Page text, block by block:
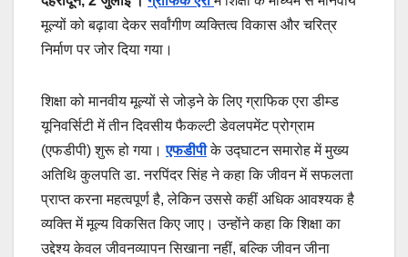
मूल्यों को बढ़ावा देकर सर्वांगीण व्यक्तित्व विकास और चरित्र
निर्माण पर जोर दिया गया।
शिक्षा को मानवीय मूल्यों से जोड़ने के लिए ग्राफिक एरा डीम्ड
यूनिवर्सिटी में तीन दिवसीय फैकल्टी डेवलपमेंट प्रोग्राम
(एफडीपी) शुरू हो गया।एफडीपीके उद्घाटन समारोह में मुख्य
अतिथि कुलपति डा. नरपिंदर सिंह ने कहा कि जीवन में सफलता
प्राप्त करना महत्वपूर्ण है, लेकिन उससे कहीं अधिक आवश्यक है
व्यक्ति में मूल्य विकसित किए जाए। उन्होंने कहा कि शिक्षा का
उद्देश्य केवल जीवनव्यापन सिखाना नहीं, बल्कि जीवन जीना